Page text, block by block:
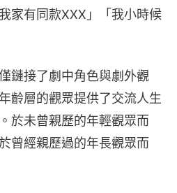
家有同款XXX」「我小時候
鏈接了劇中角色與劇外觀
齡層的觀眾提供了交流人生
於未曾親歷的年輕觀眾而
曾經親歷過的年長觀眾而